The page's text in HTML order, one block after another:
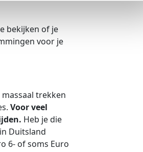
bekijken of je
voor je
trekken
Voor veel
Heb je die
Duitsland
6- of soms Euro